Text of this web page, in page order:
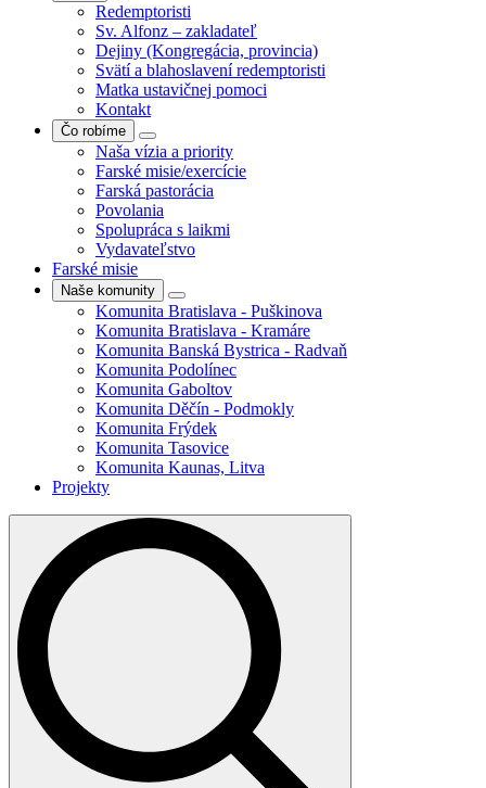
Redemptoristi
Sv. Alfonz – zakladateľ
Dejiny (Kongregácia, provincia)
Svätí a blahoslavení redemptoristi
Matka ustavičnej pomoci
Kontakt
Čo robíme
Naša vízia a priority
Farské misie/exercície
Farská pastorácia
Povolania
Spolupráca s laikmi
Vydavateľstvo
Farské misie
Naše komunity
Komunita Bratislava - Puškinova
Komunita Bratislava - Kramáre
Komunita Banská Bystrica - Radvaň
Komunita Podolínec
Komunita Gaboltov
Komunita Děčín - Podmokly
Komunita Frýdek
Komunita Tasovice
Komunita Kaunas, Litva
Projekty